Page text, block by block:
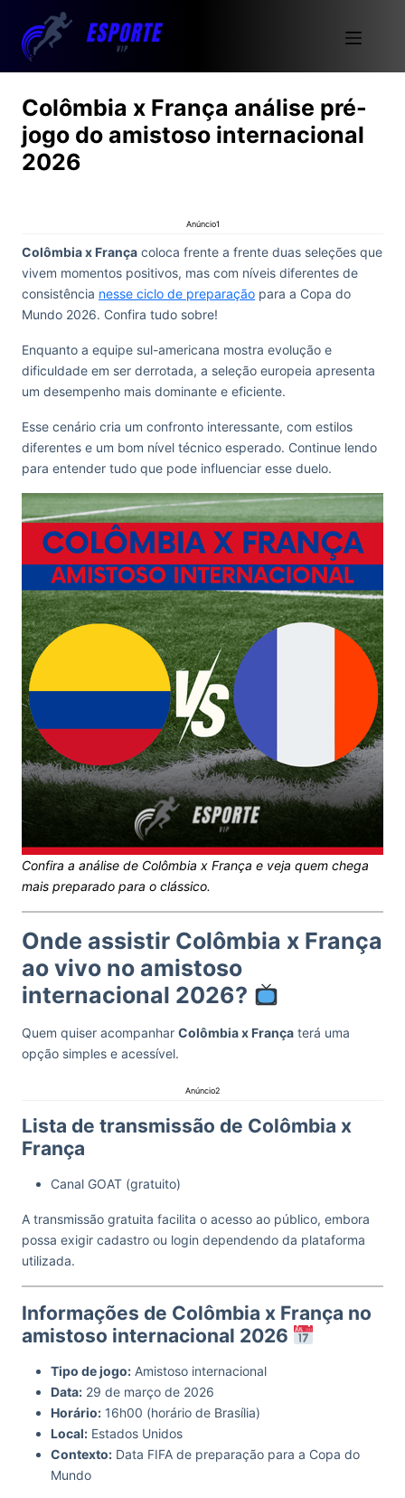
Colômbia x França análise pré-
jogo do amistoso internacional
2026
Anúncio1
Colômbia x França coloca frente a frente duas seleções que
vivem momentos positivos, mas com níveis diferentes de
consistência nesse ciclo de preparação para a Copa do
Mundo 2026. Confira tudo sobre!
Enquanto a equipe sul-americana mostra evolução e
dificuldade em ser derrotada, a seleção europeia apresenta
um desempenho mais dominante e eficiente.
Esse cenário cria um confronto interessante, com estilos
diferentes e um bom nível técnico esperado. Continue lendo
para entender tudo que pode influenciar esse duelo.
Confira a análise de Colômbia x França e veja quem chega
mais preparado para o clássico.
Onde assistir Colômbia x França
ao vivo no amistoso
internacional 2026?
Quem quiser acompanhar Colômbia x França terá uma
opção simples e acessível.
Anúncio2
Lista de transmissão de Colômbia x
França
Canal GOAT (gratuito)
A transmissão gratuita facilita o acesso ao público, embora
possa exigir cadastro ou login dependendo da plataforma
utilizada.
Informações de Colômbia x França no
amistoso internacional 2026
Tipo de jogo: Amistoso internacional
Data: 29 de março de 2026
Horário: 16h00 (horário de Brasília)
Local: Estados Unidos
Contexto: Data FIFA de preparação para a Copa do
Mundo